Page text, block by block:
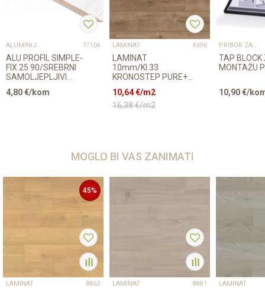
ALUMINIJSKI PROFILI 17104
ALU PROFIL SIMPLE-
FIX 25 90/SREBRNI
SAMOLJEPLJIVI
ZAOBLJENI 28mm
4,80€/kom
LAMINAT 8696
LAMINAT
10mm/Kl.33
KRONOSTEP PURE+
HILLSIDE p=1,89 m2
10,64€/m2
16,38€/m2
PRIBOR ZA UGRADNJU PODOVA – SVE NA JEDNOM MJESTU
TAP BLOCK
MONTAŽU
10,90€/
MOGLO BI VAS ZANIMATI
45%
LAMINAT 8863 LAMINAT 8881 LAMINAT